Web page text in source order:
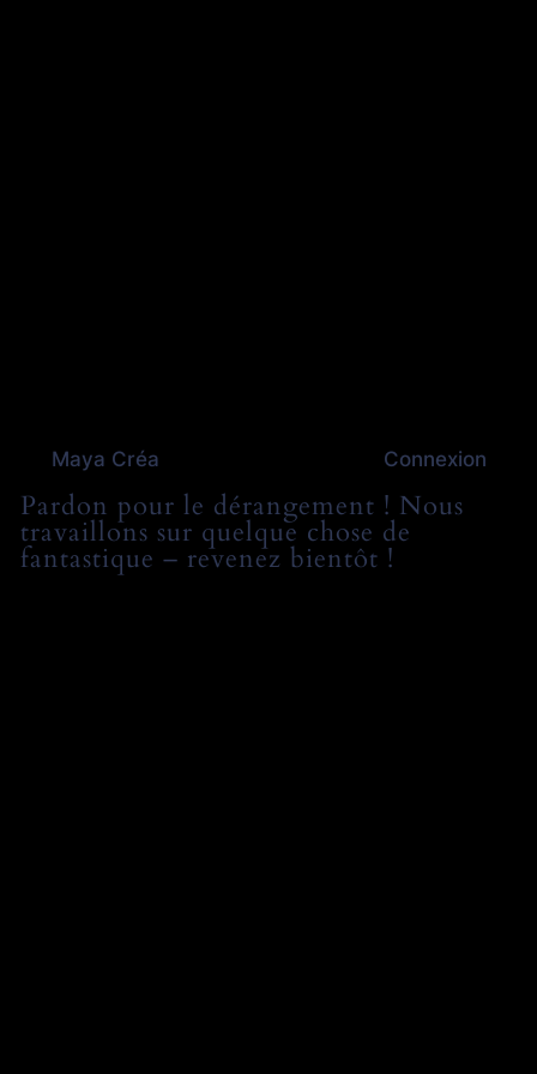
Maya Créa Connexion
Pardon pour le dérangement ! Nous
travaillons sur quelque chose de
fantastique – revenez bientôt !